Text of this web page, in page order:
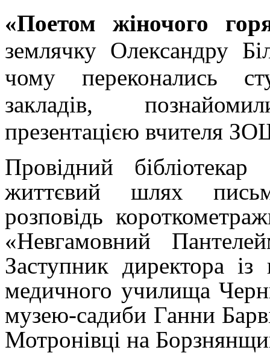
«Поетом жіночого
землячку Олександру
чому переконались
закладів,
презентацією вчителя
Провідний
життєвий шлях
розповідь
«Невгамовний
Заступник директора
медичного училища
музею-садиби Ганни
Мотронівці на